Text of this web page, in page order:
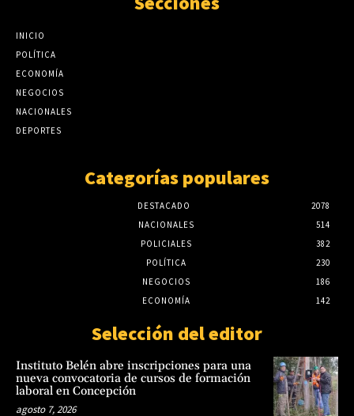
INICIO
POLÍTICA
ECONOMÍA
NEGOCIOS
NACIONALES
DEPORTES
Categorías populares
DESTACADO
2078
NACIONALES
514
POLICIALES
382
POLÍTICA
230
NEGOCIOS
186
ECONOMÍA
142
Selección del editor
Instituto Belén abre inscripciones para una
nueva convocatoria de cursos de formación
laboral en Concepción
agosto 7, 2026